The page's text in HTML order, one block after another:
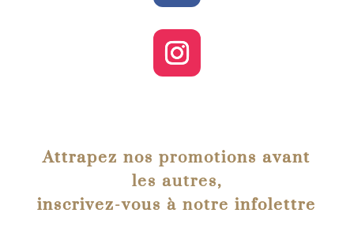
Attrapez nos promotions avant
les autres,
inscrivez-vous à notre infolettre